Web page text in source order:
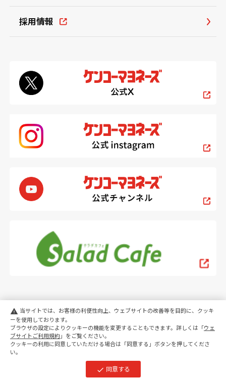
PC スマートフォン
採用情報
copyright KENKO Mayonnaise Co.,Ltd.All rights reserved.
warning 当サイトでは、お客様の利便性向上、ウェブサイトの改善等を目的に、クッキ
ーを使用しております。
ブラウザの設定によりクッキーの機能を変更することもできます。詳しくは「ウェ
ブサイトご利用規約」をご覧ください。
クッキーの利用に同意していただける場合は「同意する」ボタンを押してくださ
い。
check 同意する